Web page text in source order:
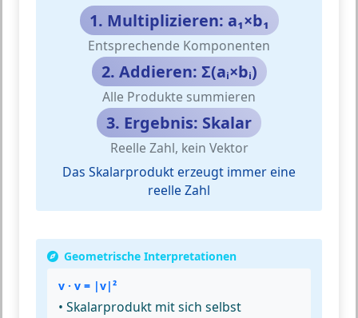
1. Multiplizieren: a₁×b₁
Entsprechende Komponenten
2. Addieren: Σ(aᵢ×bᵢ)
Alle Produkte summieren
3. Ergebnis: Skalar
Reelle Zahl, kein Vektor
Das Skalarprodukt erzeugt immer eine
reelle Zahl
Geometrische Interpretationen
v · v = |v|²
• Skalarprodukt mit sich selbst